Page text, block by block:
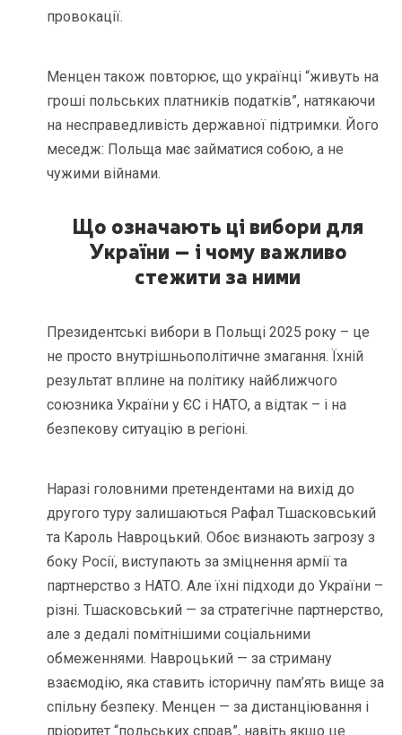
провокації.
Менцен також повторює, що українці “живуть на
гроші польських платників податків”, натякаючи
на несправедливість державної підтримки. Його
меседж: Польща має займатися собою, а не
чужими війнами.
Що означають ці вибори для
України – і чому важливо
стежити за ними
Президентські вибори в Польщі 2025 року – це
не просто внутрішньополітичне змагання. Їхній
результат вплине на політику найближчого
союзника України у ЄС і НАТО, а відтак – і на
безпекову ситуацію в регіоні.
Наразі головними претендентами на вихід до
другого туру залишаються Рафал Тшасковський
та Кароль Навроцький. Обоє визнають загрозу з
боку Росії, виступають за зміцнення армії та
партнерство з НАТО. Але їхні підходи до України –
різні. Тшасковський — за стратегічне партнерство,
але з дедалі помітнішими соціальними
обмеженнями. Навроцький — за стриману
взаємодію, яка ставить історичну пам’ять вище за
спільну безпеку. Менцен — за дистанціювання і
пріоритет “польських справ”, навіть якщо це